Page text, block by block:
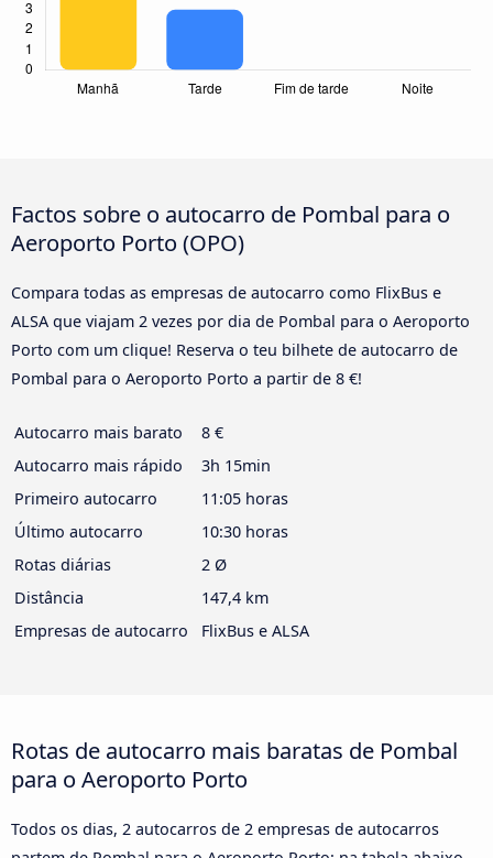
Factos sobre o autocarro de Pombal para o
Aeroporto Porto (OPO)
Compara todas as empresas de autocarro como FlixBus e
ALSA que viajam 2 vezes por dia de Pombal para o Aeroporto
Porto com um clique! Reserva o teu bilhete de autocarro de
Pombal para o Aeroporto Porto a partir de 8 €!
Autocarro mais barato
8 €
Autocarro mais rápido
3h 15min
Primeiro autocarro
11:05 horas
Último autocarro
10:30 horas
Rotas diárias
2 Ø
Distância
147,4 km
Empresas de autocarro
FlixBus e ALSA
Rotas de autocarro mais baratas de Pombal
para o Aeroporto Porto
Todos os dias, 2 autocarros de 2 empresas de autocarros